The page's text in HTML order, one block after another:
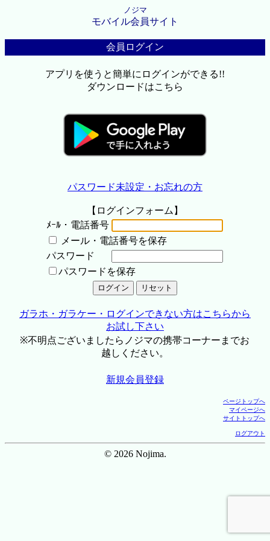
ノジマ
モバイル会員サイト
会員ログイン
アプリを使うと簡単にログインができる!!
ダウンロードはこちら
パスワード未設定・お忘れの方
【ログインフォーム】
ﾒｰﾙ・電話番号
メール・電話番号を保存
パスワード
パスワードを保存
ガラホ・ガラケー・ログインできない方はこちらから
お試し下さい
※不明点ございましたらノジマの携帯コーナーまでお
越しください。
新規会員登録
ページトップへ
マイページへ
サイトトップへ
ログアウト
© 2026 Nojima.